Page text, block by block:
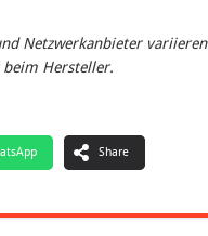
Netzwerkanbieter
Hersteller.
Share